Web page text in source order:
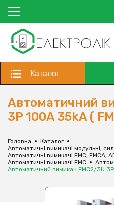
Каталог
Автоматичний
3P 100A 35kA (
Головна
Каталог
Автоматичні вимикачі модульні,
Автоматичні вимикачі FMC, FMCA,
Автоматичні вимикачі FMC
Автоматичний вимикач FMC2/3U